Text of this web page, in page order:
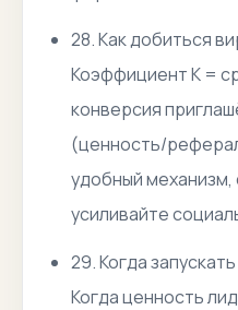
28. Как добиться
Коэффициент K =
конверсия
(ценность/
удобный
усиливайте
29. Когда
Когда ценность